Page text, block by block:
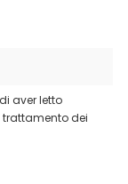
aver letto
dei